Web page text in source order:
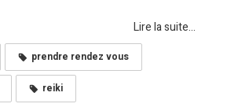
Lire la suite...
prendre rendez vous
reiki